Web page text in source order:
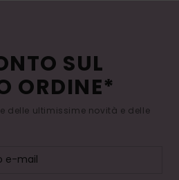
SUL
ORDINE*
delle ultimissime novità e delle